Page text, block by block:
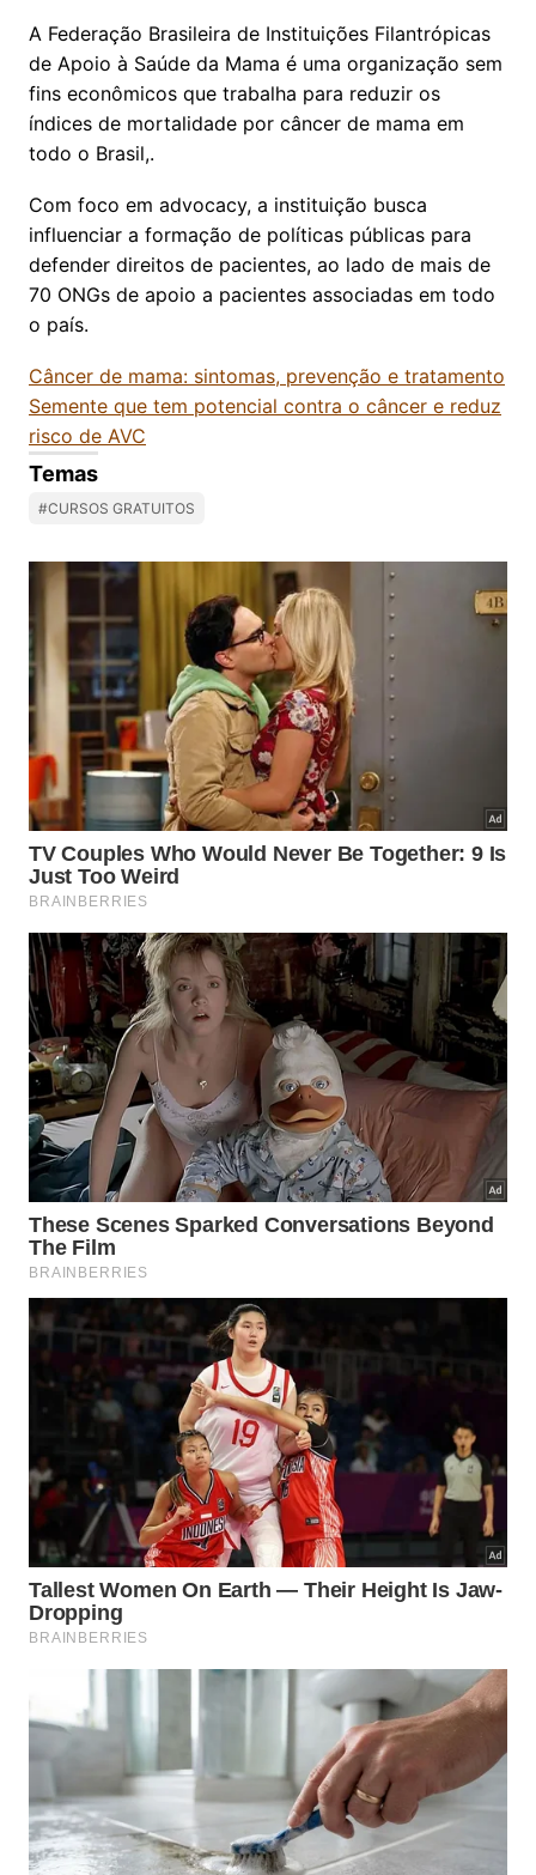
A Federação Brasileira de Instituições Filantrópicas
de Apoio à Saúde da Mama é uma organização sem
fins econômicos que trabalha para reduzir os
índices de mortalidade por câncer de mama em
todo o Brasil,.
Com foco em advocacy, a instituição busca
influenciar a formação de políticas públicas para
defender direitos de pacientes, ao lado de mais de
70 ONGs de apoio a pacientes associadas em todo
o país.
Câncer de mama: sintomas, prevenção e tratamento
Semente que tem potencial contra o câncer e reduz
risco de AVC
Temas
#CURSOS GRATUITOS